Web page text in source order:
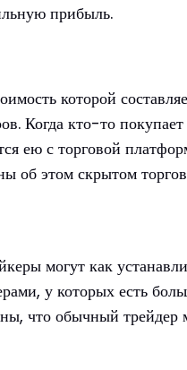
прибыль.
которой
Когда кто-то
ею с торговой
об этом скрытом
могут как
у которых есть
что обычный трейдер